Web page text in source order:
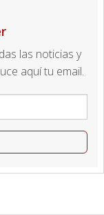
las noticias y
aquí tu email.